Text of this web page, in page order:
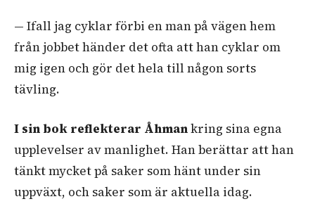
— Ifall jag cyklar förbi en man på vägen hem
från jobbet händer det ofta att han cyklar om
mig igen och gör det hela till någon sorts
tävling.
I sin bok reflekterar Åhmankring sina egna
upplevelser av manlighet. Han berättar att han
tänkt mycket på saker som hänt under sin
uppväxt, och saker som är aktuella idag.